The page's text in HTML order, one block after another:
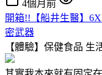
4個月前
開箱!!【船井生醫】
密武器
【體驗】保健食品 生